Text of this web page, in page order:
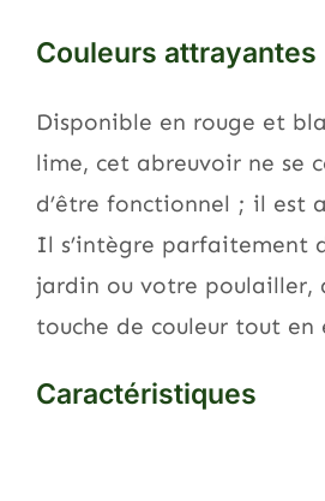
Couleurs attrayantes
Disponible en rouge et
lime, cet abreuvoir ne se
d’être fonctionnel ; il est
Il s’intègre parfaitement
jardin ou votre poulailler,
touche de couleur tout
Caractéristiques